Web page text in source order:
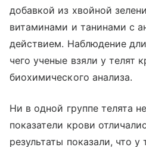
добавкой из хвойной
витаминами и танинами с
действием. Наблюдение
чего ученые взяли у телят
биохимического анализа.
Ни в одной группе телята
показатели крови
результаты показали, что у